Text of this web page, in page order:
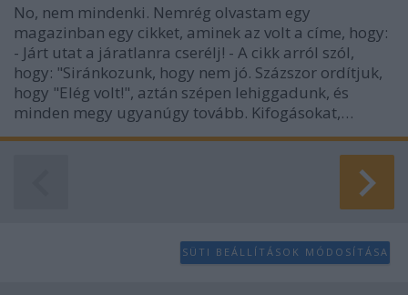
No, nem mindenki. Nemrég olvastam egy
magazinban egy cikket, aminek az volt a címe, hogy:
- Járt utat a járatlanra cserélj! - A cikk arról szól,
hogy: "Siránkozunk, hogy nem jó. Százszor ordítjuk,
hogy "Elég volt!", aztán szépen lehiggadunk, és
minden megy ugyanúgy tovább. Kifogásokat,…
SÜTI BEÁLLÍTÁSOK MÓDOSÍTÁSA